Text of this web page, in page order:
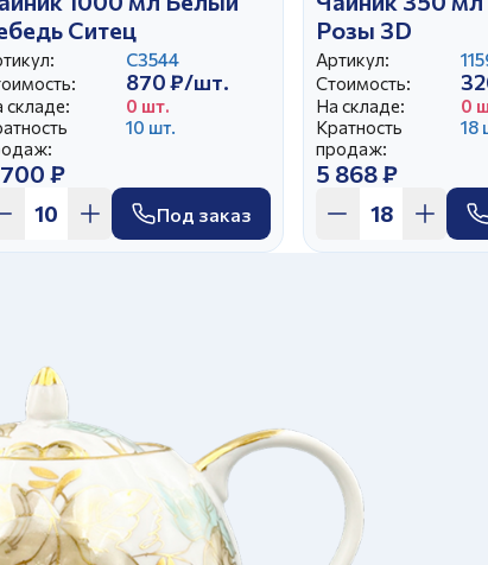
Ситец
С3544
870 ₽/шт.
складе:
0 шт.
10 шт.
₽
Под заказ
Розы 3D
Артикул:
Стоимость:
На складе:
0
Кратность
продаж:
18
5 868 ₽